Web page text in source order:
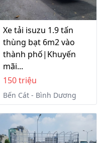
Xe tải isuzu 1.9 tấn
thùng bạt 6m2 vào
thành phố|Khuyến
mãi...
150 triệu
Bến Cát - Bình Dương